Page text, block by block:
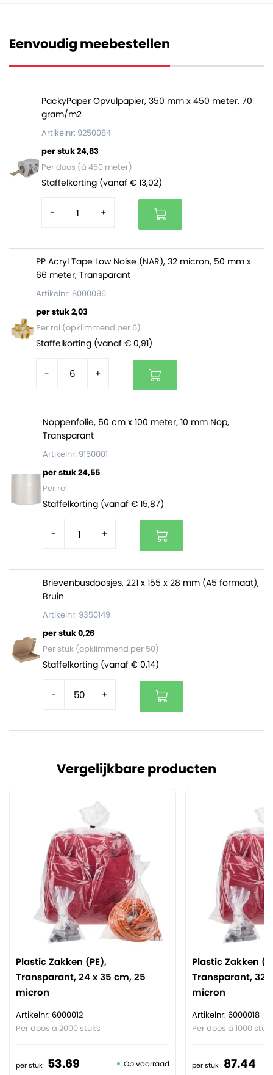
Deze zakken zijn volledig vervaardigd uit polyethyleen
en daarom ook volledig recyclebaar. De zakken zitten
Eenvoudig meebestellen
PackyPaper Opvulpapier, 350 mm x 450 meter, 70
gram/m2
Artikelnr: 9250084
per stuk 24,83
Per doos (à 450 meter)
Staffelkorting (vanaf € 13,02)
- +
PP Acryl Tape Low Noise (NAR), 32 micron, 50 mm x
66 meter, Transparant
Artikelnr: 8000095
per stuk 2,03
Per rol (opklimmend per 6)
Staffelkorting (vanaf € 0,91)
- +
Noppenfolie, 50 cm x 100 meter, 10 mm Nop,
Transparant
Artikelnr: 9150001
per stuk 24,55
Per rol
Staffelkorting (vanaf € 15,87)
- +
Brievenbusdoosjes, 221 x 155 x 28 mm (A5 formaat),
Bruin
Artikelnr: 9350149
per stuk 0,26
Per stuk (opklimmend per 50)
Staffelkorting (vanaf € 0,14)
- +
Vergelijkbare producten
Plastic Zakken (PE),
Transparant, 24 x 35 cm, 25
micron
Artikelnr: 6000012
Per doos à 2000 stuks
per stuk 53.69 Op voorraad
Plastic Zakken
Transparant, 32
micron
Artikelnr: 6000018
Per doos à 1000
per stuk 87.44